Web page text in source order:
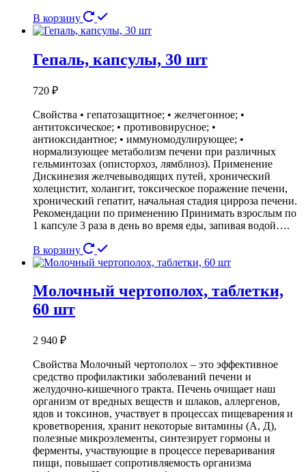
В корзину
Гепаль, капсулы, 30 шт
720 ₽
Свойства • гепатозащитное; • желчегонное; •
антитоксическое; • противовирусное; •
антиоксидантное; • иммуномодулирующее; •
нормализующее метаболизм печени при различных
гельминтозах (описторхоз, лямблиоз). Применение
Дискинезия желчевыводящих путей, хронический
холецистит, холангит, токсическое поражение печени,
хронический гепатит, начальная стадия цирроза печени.
Рекомендации по применению Принимать взрослым по
1 капсуле 3 раза в день во время еды, запивая водой….
В корзину
Молочный чертополох, таблетки,
60 шт
2 940 ₽
Свойства Молочный чертополох – это эффективное
средство профилактики заболеваний печени и
желудочно-кишечного тракта. Печень очищает наш
организм от вредных веществ и шлаков, аллергенов,
ядов и токсинов, участвует в процессах пищеварения и
кроветворения, хранит некоторые витамины (А, Д),
полезные микроэлементы, синтезирует гормоны и
ферменты, участвующие в процессе переваривания
пищи, повышает сопротивляемость организма